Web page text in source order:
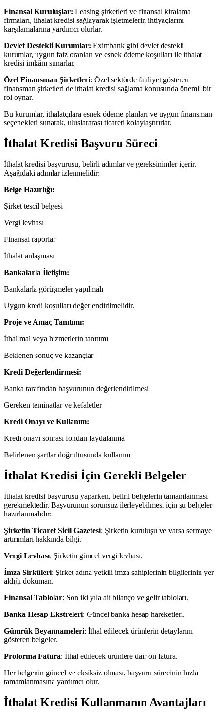
Finansal Kuruluşlar: Leasing şirketleri ve finansal kiralama
firmaları, ithalat kredisi sağlayarak işletmelerin ihtiyaçlarını
karşılamalarına yardımcı olurlar.
Devlet Destekli Kurumlar: Eximbank gibi devlet destekli
kurumlar, uygun faiz oranları ve esnek ödeme koşulları ile ithalat
kredisi imkânı sunarlar.
Özel Finansman Şirketleri: Özel sektörde faaliyet gösteren
finansman şirketleri de ithalat kredisi sağlama konusunda önemli bir
rol oynar.
Bu kurumlar, ithalatçılara esnek ödeme planları ve uygun finansman
seçenekleri sunarak, uluslararası ticareti kolaylaştırırlar.
İthalat Kredisi Başvuru Süreci
İthalat kredisi başvurusu, belirli adımlar ve gereksinimler içerir.
Aşağıdaki adımlar izlenmelidir:
Belge Hazırlığı:
Şirket tescil belgesi
Vergi levhası
Finansal raporlar
İthalat anlaşması
Bankalarla İletişim:
Bankalarla görüşmeler yapılmalı
Uygun kredi koşulları değerlendirilmelidir.
Proje ve Amaç Tanıtımı:
İthal mal veya hizmetlerin tanıtımı
Beklenen sonuç ve kazançlar
Kredi Değerlendirmesi:
Banka tarafından başvurunun değerlendirilmesi
Gereken teminatlar ve kefaletler
Kredi Onayı ve Kullanım:
Kredi onayı sonrası fondan faydalanma
Belirlenen şartlar doğrultusunda kullanım
İthalat Kredisi İçin Gerekli Belgeler
İthalat kredisi başvurusu yaparken, belirli belgelerin tamamlanması
gerekmektedir. Başvurunun sorunsuz ilerleyebilmesi için şu belgeler
hazırlanmalıdır:
Şirketin Ticaret Sicil Gazetesi: Şirketin kuruluşu ve varsa sermaye
artırımları hakkında bilgi.
Vergi Levhası: Şirketin güncel vergi levhası.
İmza Sirküleri: Şirket adına yetkili imza sahiplerinin bilgilerinin yer
aldığı doküman.
Finansal Tablolar: Son iki yıla ait bilanço ve gelir tabloları.
Banka Hesap Ekstreleri: Güncel banka hesap hareketleri.
Gümrük Beyannameleri: İthal edilecek ürünlerin detaylarını
gösteren belgeler.
Proforma Fatura: İthal edilecek ürünlere dair ön fatura.
Her belgenin güncel ve eksiksiz olması, başvuru sürecinin hızla
tamamlanmasına yardımcı olur.
İthalat Kredisi Kullanmanın Avantajları